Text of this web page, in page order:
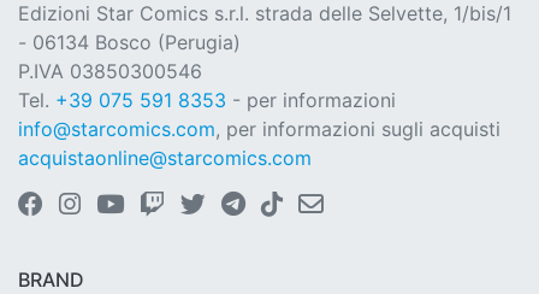
Edizioni Star Comics s.r.l. strada delle Selvette, 1/bis/1
- 06134 Bosco (Perugia)
P.IVA 03850300546
Tel. +39 075 591 8353 - per informazioni
info@starcomics.com, per informazioni sugli acquisti
acquistaonline@starcomics.com
BRAND